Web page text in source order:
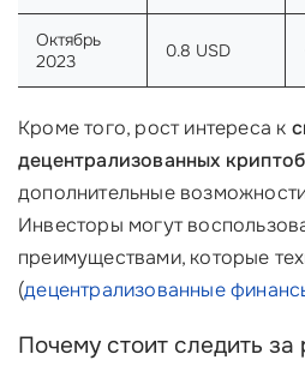
Октябрь
2023
0.8 USD
Кроме того, рост интереса к
децентрализованных
дополнительные
Инвесторы могут
преимуществами, которые
(децентрализованные
Почему стоит следить за